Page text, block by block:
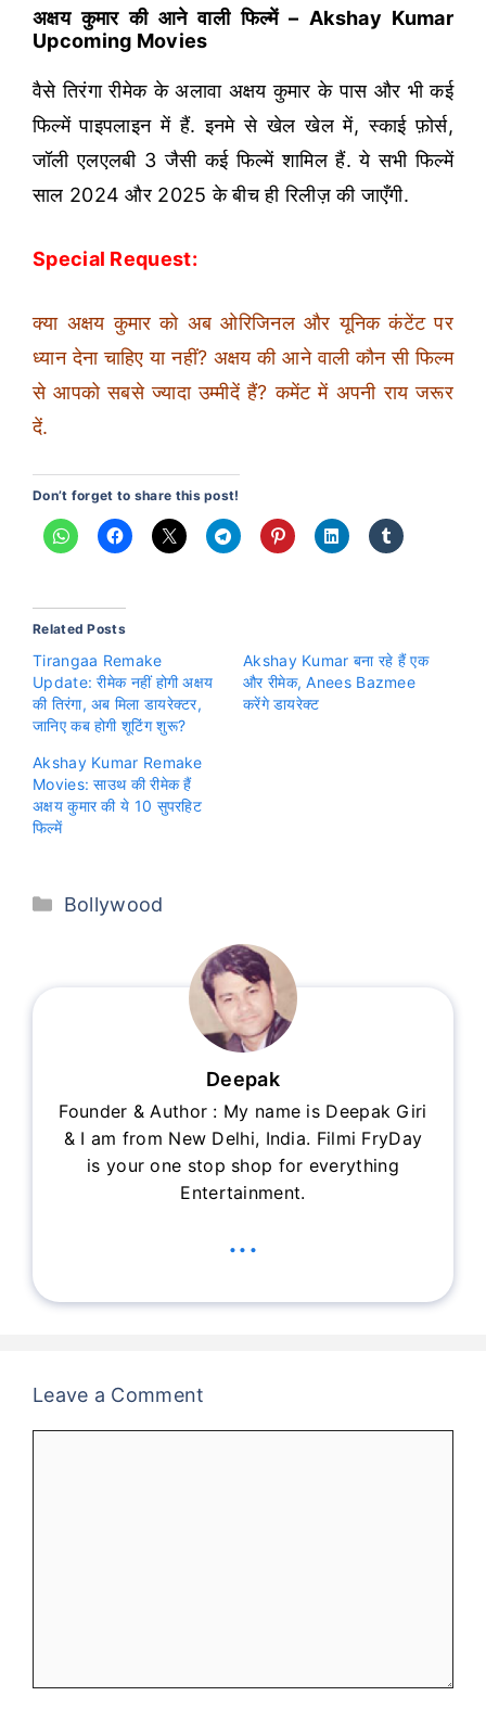
अक्षय कुमार की आने वाली फिल्में – Akshay Kumar
Upcoming Movies
वैसे तिरंगा रीमेक के अलावा अक्षय कुमार के पास और भी कई
फिल्में पाइपलाइन में हैं. इनमे से खेल खेल में, स्काई फ़ोर्स,
जॉली एलएलबी 3 जैसी कई फिल्में शामिल हैं. ये सभी फिल्में
साल 2024 और 2025 के बीच ही रिलीज़ की जाएँगी.
Special Request:
क्या अक्षय कुमार को अब ओरिजिनल और यूनिक कंटेंट पर
ध्यान देना चाहिए या नहीं? अक्षय की आने वाली कौन सी फिल्म
से आपको सबसे ज्यादा उम्मीदें हैं? कमेंट में अपनी राय जरूर
दें.
Don’t forget to share this post!
Related Posts
Tirangaa Remake
Update: रीमेक नहीं होगी अक्षय
की तिरंगा, अब मिला डायरेक्टर,
जानिए कब होगी शूटिंग शुरू?
Akshay Kumar बना रहे हैं एक
और रीमेक, Anees Bazmee
करेंगे डायरेक्ट
Akshay Kumar Remake
Movies: साउथ की रीमेक हैं
अक्षय कुमार की ये 10 सुपरहिट
फिल्में
Categories
Bollywood
Deepak
Founder & Author : My name is Deepak Giri
& I am from New Delhi, India. Filmi FryDay
is your one stop shop for everything
Entertainment.
...
Leave a Comment